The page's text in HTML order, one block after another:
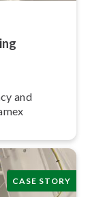
and
CASE STORY